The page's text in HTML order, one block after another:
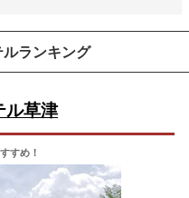
ルランキング
草津
すめ！